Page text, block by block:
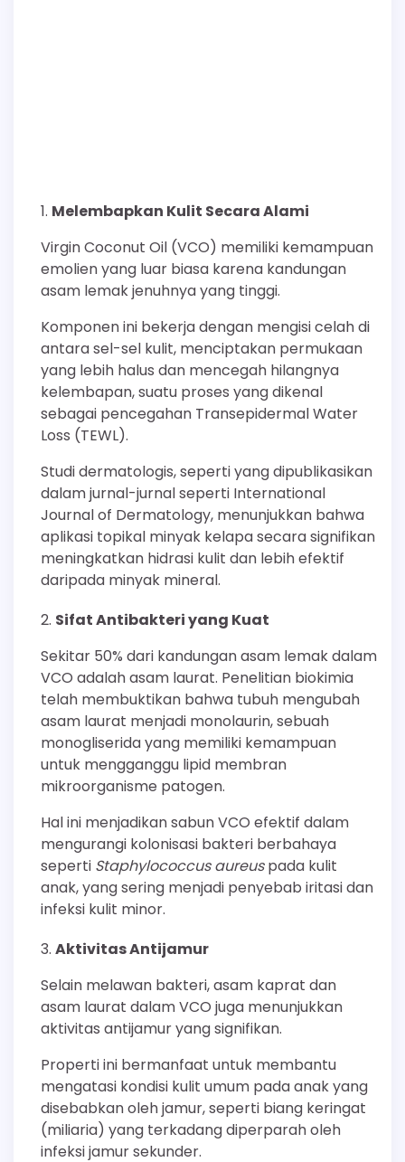
Melembapkan Kulit Secara Alami
Virgin Coconut Oil (VCO) memiliki kemampuan
emolien yang luar biasa karena kandungan
asam lemak jenuhnya yang tinggi.
Komponen ini bekerja dengan mengisi celah di
antara sel-sel kulit, menciptakan permukaan
yang lebih halus dan mencegah hilangnya
kelembapan, suatu proses yang dikenal
sebagai pencegahan Transepidermal Water
Loss (TEWL).
Studi dermatologis, seperti yang dipublikasikan
dalam jurnal-jurnal seperti International
Journal of Dermatology, menunjukkan bahwa
aplikasi topikal minyak kelapa secara signifikan
meningkatkan hidrasi kulit dan lebih efektif
daripada minyak mineral.
Sifat Antibakteri yang Kuat
Sekitar 50% dari kandungan asam lemak dalam
VCO adalah asam laurat. Penelitian biokimia
telah membuktikan bahwa tubuh mengubah
asam laurat menjadi monolaurin, sebuah
monogliserida yang memiliki kemampuan
untuk mengganggu lipid membran
mikroorganisme patogen.
Hal ini menjadikan sabun VCO efektif dalam
mengurangi kolonisasi bakteri berbahaya
seperti Staphylococcus aureuspada kulit
anak, yang sering menjadi penyebab iritasi dan
infeksi kulit minor.
Aktivitas Antijamur
Selain melawan bakteri, asam kaprat dan
asam laurat dalam VCO juga menunjukkan
aktivitas antijamur yang signifikan.
Properti ini bermanfaat untuk membantu
mengatasi kondisi kulit umum pada anak yang
disebabkan oleh jamur, seperti biang keringat
(miliaria) yang terkadang diperparah oleh
infeksi jamur sekunder.